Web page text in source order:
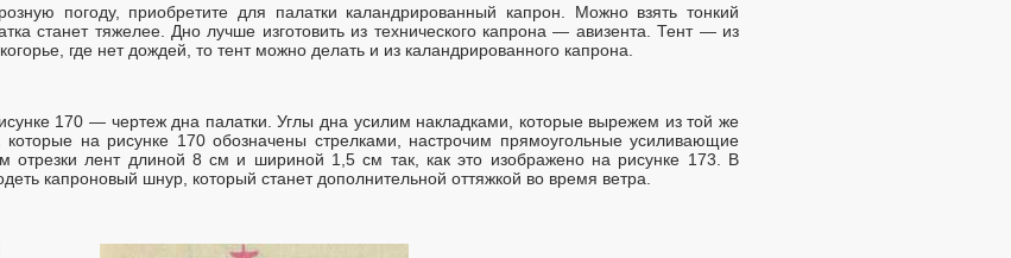
погоду, приобретите для палатки каландрированный капрон. Можно взять тонкий
станет тяжелее. Дно лучше изготовить из технического капрона — авизента. Тент — из
где нет дождей, то тент можно делать и из каландрированного капрона.
170 — чертеж дна палатки. Углы дна усилим накладками, которые вырежем из той же
на рисунке 170 обозначены стрелками, настрочим прямоугольные усиливающие
отрезки лент длиной 8 см и шириной 1,5 см так, как это изображено на рисунке 173. В
капроновый шнур, который станет дополнительной оттяжкой во время ветра.